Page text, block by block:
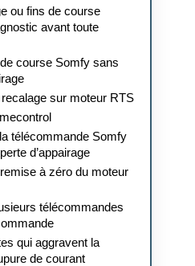
ou fins de course
avant toute
course Somfy sans
sur moteur RTS
télécommande Somfy
d’appairage
à zéro du moteur
télécommandes
qui aggravent la
de courant